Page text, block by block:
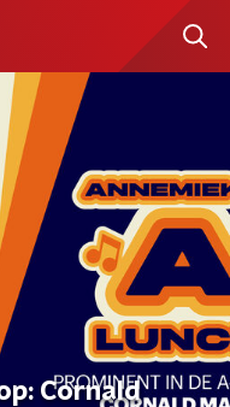
Cornald